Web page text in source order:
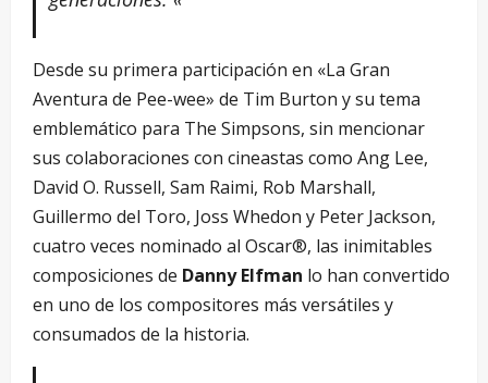
Desde su primera participación en «La Gran
Aventura de Pee-wee» de Tim Burton y su tema
emblemático para The Simpsons, sin mencionar
sus colaboraciones con cineastas como Ang Lee,
David O. Russell, Sam Raimi, Rob Marshall,
Guillermo del Toro, Joss Whedon y Peter Jackson,
cuatro veces nominado al Oscar®, las inimitables
composiciones de Danny Elfman lo han convertido
en uno de los compositores más versátiles y
consumados de la historia.